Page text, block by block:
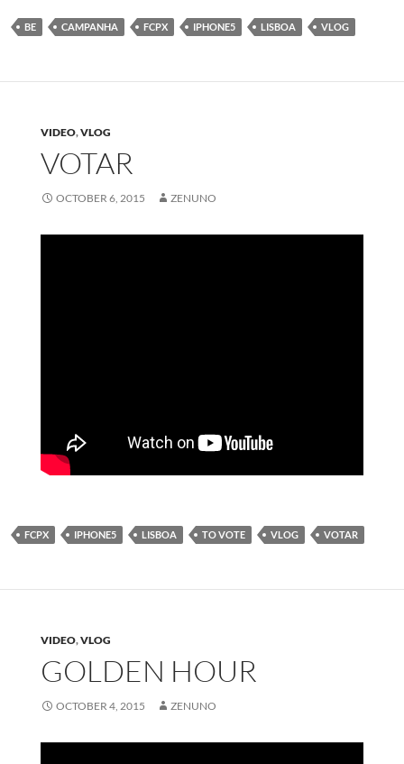
BE CAMPANHA FCPX IPHONE5 LISBOA VLOG
VIDEO,VLOG
VOTAR
OCTOBER 6, 2015 ZENUNO
FCPX IPHONE5 LISBOA TO VOTE VLOG VOTAR
VIDEO,VLOG
GOLDEN HOUR
OCTOBER 4, 2015 ZENUNO